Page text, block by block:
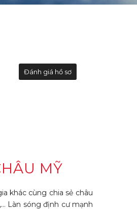
Đánh giá hồ sơ
MỸ
khác cùng chia sẻ châu
Làn sóng định cư mạnh